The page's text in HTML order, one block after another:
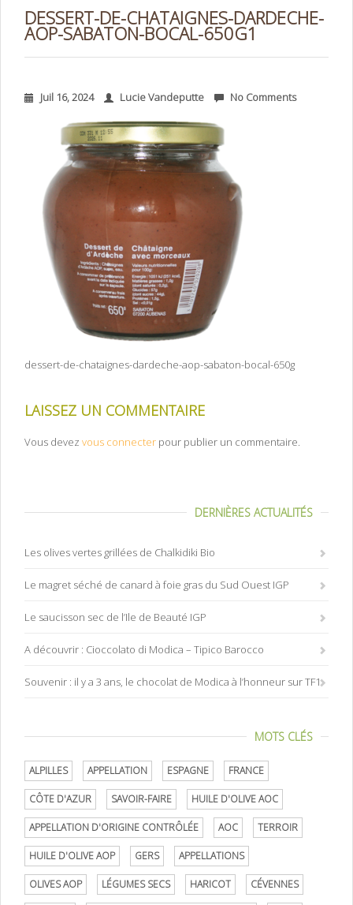
DESSERT-DE-CHATAIGNES-DARDECHE-
AOP-SABATON-BOCAL-650G1
Juil 16, 2024 Lucie Vandeputte No Comments
dessert-de-chataignes-dardeche-aop-sabaton-bocal-650g
LAISSEZ UN COMMENTAIRE
Vous devez vous connecter pour publier un commentaire.
DERNIÈRES ACTUALITÉS
Les olives vertes grillées de Chalkidiki Bio
Le magret séché de canard à foie gras du Sud Ouest IGP
Le saucisson sec de l’Ile de Beauté IGP
A découvrir : Cioccolato di Modica – Tipico Barocco
Souvenir : il y a 3 ans, le chocolat de Modica à l’honneur sur TF1
MOTS CLÉS
ALPILLES APPELLATION ESPAGNE FRANCE
CÔTE D'AZUR SAVOIR-FAIRE HUILE D'OLIVE AOC
APPELLATION D'ORIGINE CONTRÔLÉE AOC TERROIR
HUILE D'OLIVE AOP GERS APPELLATIONS
OLIVES AOP LÉGUMES SECS HARICOT CÉVENNES